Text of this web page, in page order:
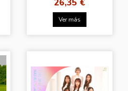
Ver más